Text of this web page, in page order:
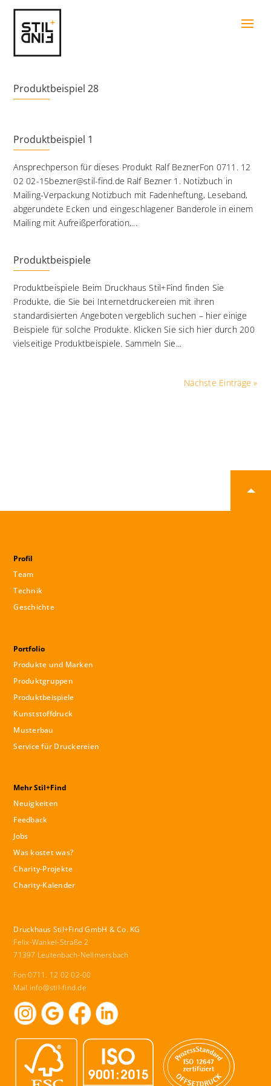
Produktbeispiel 28
Produktbeispiel 1
Ansprechperson für dieses Produkt Ralf BeznerFon 0711. 12
02 02-15bezner@stil-find.de Ralf Bezner 1. Notizbuch in
Mailing-Verpackung Notizbuch mit Fadenheftung, Leseband,
abgerundete Ecken und eingeschlagener Banderole in einem
Mailing mit Aufreißperforation,...
Produktbeispiele
Produktbeispiele Beim Druckhaus Stil+Find finden Sie
Produkte, die Sie bei Internetdruckereien mit ihren
standardisierten Angeboten vergeblich suchen – hier einige
Beispiele für solche Produkte. Klicken Sie sich hier durch 200
vielseitige Produktbeispiele. Sammeln Sie...
Nächste Einträge »
Profil
Team
Technik
Geschichte
Portfolio
Produkte und Marken
Produktgruppen
Produktbeispiele
Kunststoffdruck
Musterbau
Service für Druckereien
Mehr Stil+Find
Neuigkeiten
Feedback
Jobs
Was kostet was?
Charity-Projekte
Charity-Kalender
Druckhaus Stil+Find GmbH & Co. KG
Felix-Wankel-Straße 2
71397 Leutenbach-Nellmersbach
Fon 0711. 12 02 02-00
Mail info@stil-find.de